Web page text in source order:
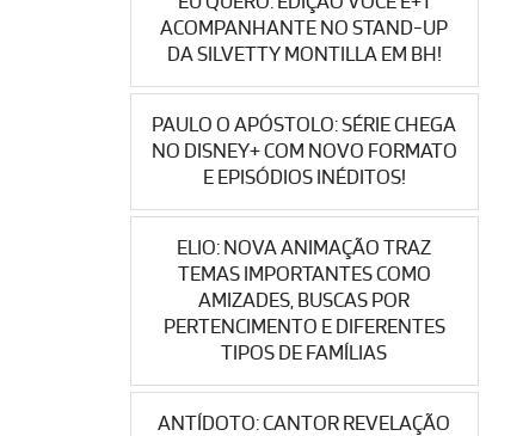
ACOMPANHANTE NO STAND-UP
DA SILVETTY MONTILLA EM BH!
PAULO O APÓSTOLO: SÉRIE CHEGA
NO DISNEY+ COM NOVO FORMATO
E EPISÓDIOS INÉDITOS!
ELIO: NOVA ANIMAÇÃO TRAZ
TEMAS IMPORTANTES COMO
AMIZADES, BUSCAS POR
PERTENCIMENTO E DIFERENTES
TIPOS DE FAMÍLIAS
ANTÍDOTO: CANTOR REVELAÇÃO